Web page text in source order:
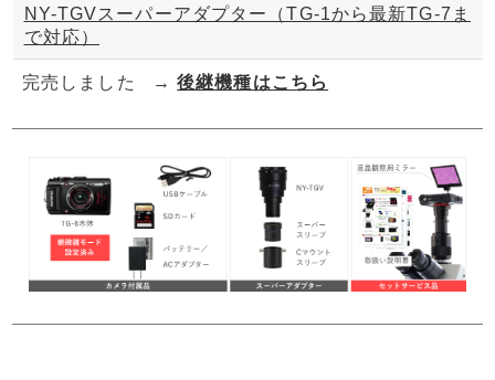
NY-TGVスーパーアダプター（TG-1から最新TG-7ま
で対応）
完売しました →後継機種はこちら